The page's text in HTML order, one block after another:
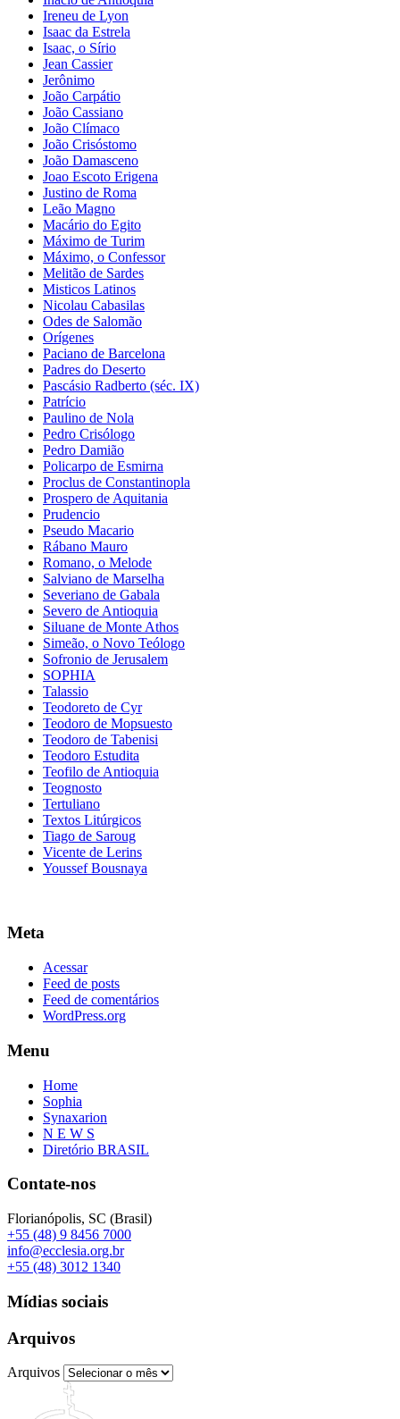
Ireneu de Lyon
Isaac da Estrela
Isaac, o Sírio
Jean Cassier
Jerônimo
João Carpátio
João Cassiano
João Clímaco
João Crisóstomo
João Damasceno
Joao Escoto Erigena
Justino de Roma
Leão Magno
Macário do Egito
Máximo de Turim
Máximo, o Confessor
Melitão de Sardes
Misticos Latinos
Nicolau Cabasilas
Odes de Salomão
Orígenes
Paciano de Barcelona
Padres do Deserto
Pascásio Radberto (séc. IX)
Patrício
Paulino de Nola
Pedro Crisólogo
Pedro Damião
Policarpo de Esmirna
Proclus de Constantinopla
Prospero de Aquitania
Prudencio
Pseudo Macario
Rábano Mauro
Romano, o Melode
Salviano de Marselha
Severiano de Gabala
Severo de Antioquia
Siluane de Monte Athos
Simeão, o Novo Teólogo
Sofronio de Jerusalem
SOPHIA
Talassio
Teodoreto de Cyr
Teodoro de Mopsuesto
Teodoro de Tabenisi
Teodoro Estudita
Teofilo de Antioquia
Teognosto
Tertuliano
Textos Litúrgicos
Tiago de Saroug
Vicente de Lerins
Youssef Bousnaya
Meta
Acessar
Feed de posts
Feed de comentários
WordPress.org
Menu
Home
Sophia
Synaxarion
N E W S
Diretório BRASIL
Contate-nos
Florianópolis, SC (Brasil)
+55 (48) 9 8456 7000
info@ecclesia.org.br
+55 (48) 3012 1340
Mídias sociais
Arquivos
Arquivos